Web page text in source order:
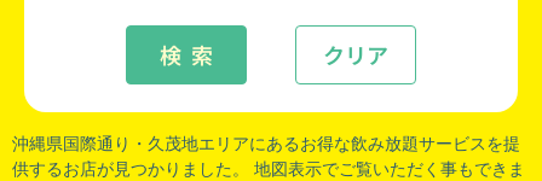
クリア
検 索
沖縄県国際通り ・ 久茂地エリアにあるお得な飲み放題サービスを提
供するお店が見つかりました。 地図表示でご覧いただく事もできま